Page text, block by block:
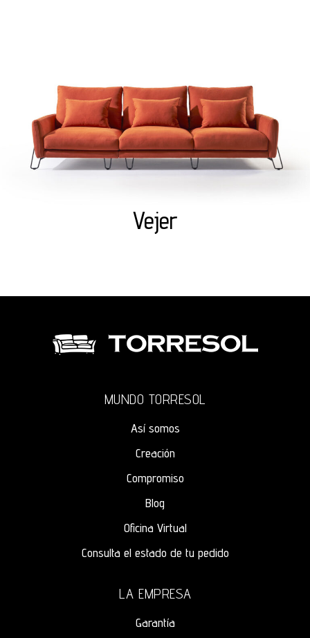
Vejer
MUNDO TORRESOL
Así somos
Creación
Compromiso
Blog
Oficina Virtual
Consulta el estado de tu pedido
LA EMPRESA
Garantía